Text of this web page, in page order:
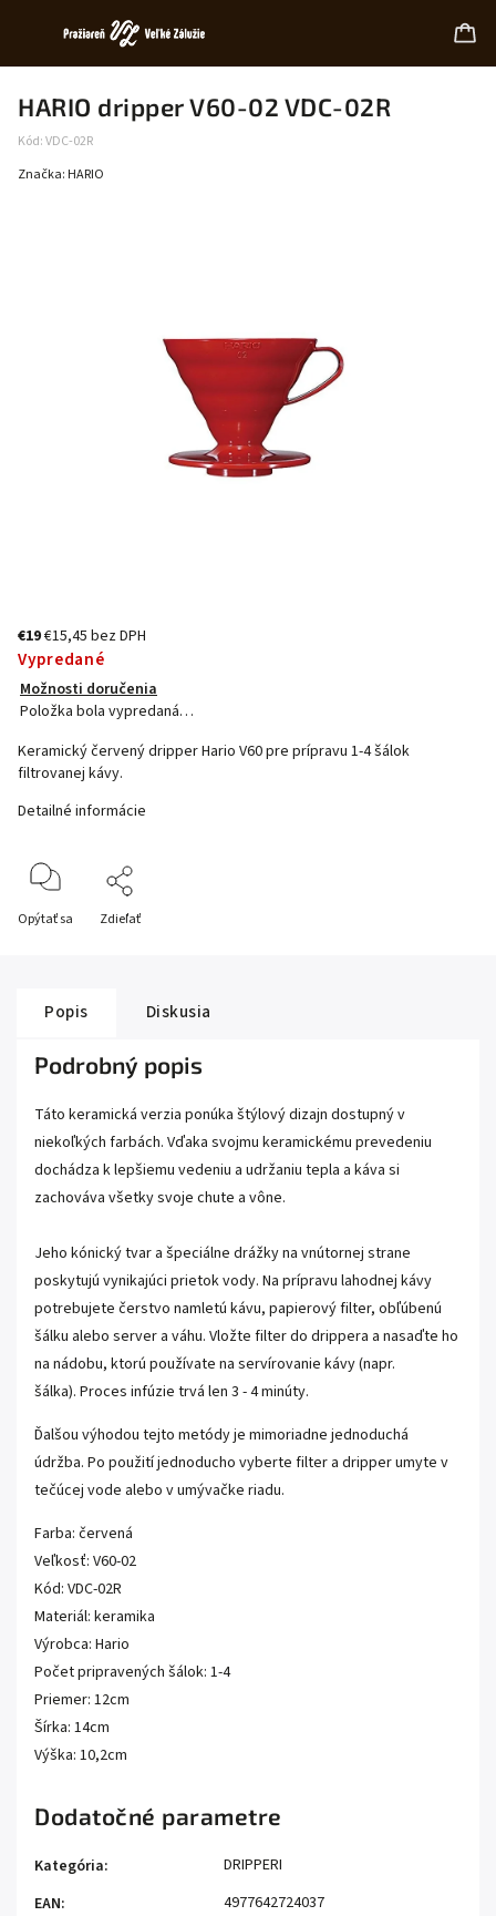
HARIO dripper V60-02 VDC-02R
Kód:VDC-02R
Značka: HARIO
€19€15,45 bez DPH
Vypredané
Možnosti doručenia
Položka bola vypredaná…
Keramický červený dripper Hario V60 pre prípravu 1-4 šálok
filtrovanej kávy.
Detailné informácie
Opýtať sa Zdieľať
Popis Diskusia
Podrobný popis
Táto keramická verzia ponúka štýlový dizajn dostupný v
niekoľkých farbách. Vďaka svojmu keramickému prevedeniu
dochádza k lepšiemu vedeniu a udržaniu tepla a káva si
zachováva všetky svoje chute a vône.
Jeho kónický tvar a špeciálne drážky na vnútornej strane
poskytujú vynikajúci prietok vody. Na prípravu lahodnej kávy
potrebujete čerstvo namletú kávu, papierový filter, obľúbenú
šálku alebo server a váhu. Vložte filter do drippera a nasaďte ho
na nádobu, ktorú používate na servírovanie kávy (napr.
šálka). Proces infúzie trvá len 3 - 4 minúty.
Ďalšou výhodou tejto metódy je mimoriadne jednoduchá
údržba. Po použití jednoducho vyberte filter a dripper umyte v
tečúcej vode alebo v umývačke riadu.
Farba: červená
Veľkosť: V60-02
Kód: VDC-02R
Materiál: keramika
Výrobca: Hario
Počet pripravených šálok: 1-4
Priemer: 12cm
Šírka: 14cm
Výška: 10,2cm
Dodatočné parametre
Kategória:
DRIPPERI
EAN:
4977642724037